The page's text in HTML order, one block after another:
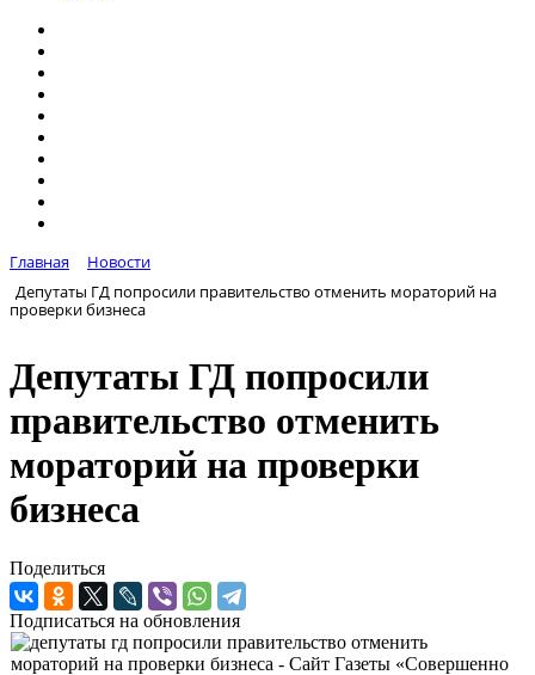
Главная
Новости
Депутаты ГД попросили правительство отменить мораторий на
проверки бизнеса
Депутаты ГД попросили
правительство отменить
мораторий на проверки
бизнеса
Поделиться
Подписаться на обновления